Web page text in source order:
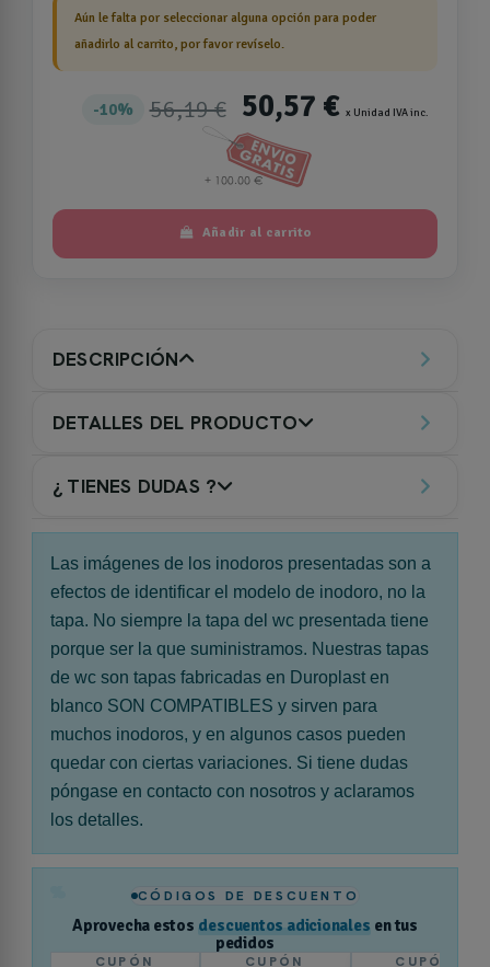
Aún le falta por seleccionar alguna opción para poder
añadirlo al carrito, por favor revíselo.
10% 56,19 € 50,57 € x Unidad IVA inc.
Añadir al carrito
DESCRIPCIÓN
DETALLES DEL PRODUCTO
¿ TIENES DUDAS ?
Las imágenes de los inodoros presentadas son a
efectos de identificar el modelo de inodoro, no la
tapa. No siempre la tapa del wc presentada tiene
porque ser la que suministramos. Nuestras tapas
de wc son tapas fabricadas en Duroplast en
blanco SON COMPATIBLES y sirven para
muchos inodoros, y en algunos casos pueden
quedar con ciertas variaciones. Si tiene dudas
póngase en contacto con nosotros y aclaramos
los detalles.
CÓDIGOS DE DESCUENTO
Aprovecha estos descuentos adicionales en tus
pedidos
CUPÓN
CUPÓN
CUPÓN